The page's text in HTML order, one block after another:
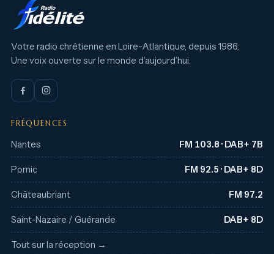
Votre radio chrétienne en Loire-Atlantique, depuis 1986.
Une voix ouverte sur le monde d’aujourd’hui.
FRÉQUENCES
Nantes FM 103.8 · DAB+ 7B
Pornic FM 92.5 · DAB+ 8D
Châteaubriant FM 97.2
Saint-Nazaire / Guérande DAB+ 8D
Tout sur la réception →